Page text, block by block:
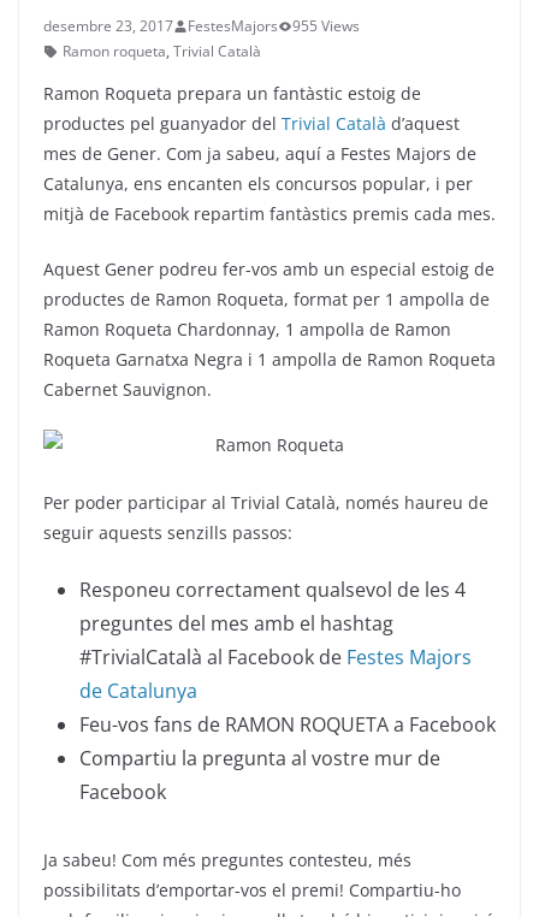
desembre 23, 2017 FestesMajors
955 Views
Ramon roqueta, Trivial Català
Ramon Roqueta prepara un fantàstic estoig de
productes pel guanyador del Trivial Català d’aquest
mes de Gener. Com ja sabeu, aquí a Festes Majors de
Catalunya, ens encanten els concursos popular, i per
mitjà de Facebook repartim fantàstics premis cada mes.
Aquest Gener podreu fer-vos amb un especial estoig de
productes de Ramon Roqueta, format per 1 ampolla de
Ramon Roqueta Chardonnay, 1 ampolla de Ramon
Roqueta Garnatxa Negra i 1 ampolla de Ramon Roqueta
Cabernet Sauvignon.
Per poder participar al Trivial Català, només haureu de
seguir aquests senzills passos:
Responeu correctament qualsevol de les 4
preguntes del mes amb el hashtag
#TrivialCatalà al Facebook de Festes Majors
de Catalunya
Feu-vos fans de RAMON ROQUETA a Facebook
Compartiu la pregunta al vostre mur de
Facebook
Ja sabeu! Com més preguntes contesteu, més
possibilitats d’emportar-vos el premi! Compartiu-ho